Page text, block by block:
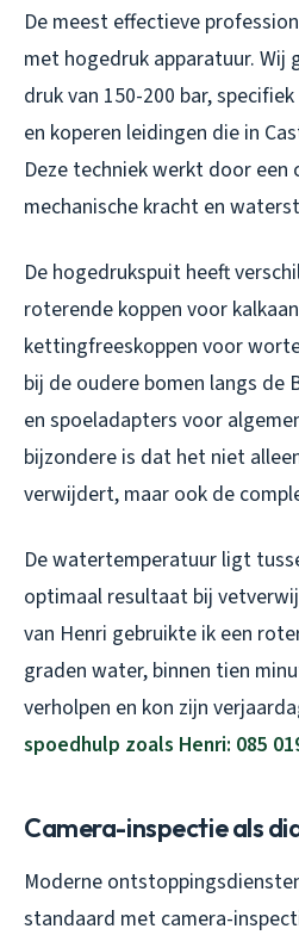
De meest effectieve
met hogedruk apparatuur. Wij
druk van 150-200 bar,
en koperen leidingen die in
Deze techniek werkt door een
mechanische kracht en
De hogedrukspuit heeft
roterende koppen voor
kettingfreeskoppen voor
bij de oudere bomen langs
en spoeladapters voor
bijzondere is dat het niet
verwijdert, maar ook de
De watertemperatuur ligt
optimaal resultaat bij
van Henri gebruikte ik een
graden water, binnen tien
verholpen en kon zijn
spoedhulp zoals Henri: 085
Camera-inspectie als
Moderne
standaard met camera-